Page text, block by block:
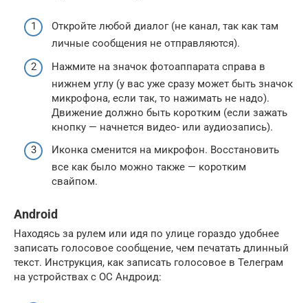
Откройте любой диалог (не канал, так как там
личные сообщения не отправляются).
Нажмите на значок фотоаппарата справа в
нижнем углу (у вас уже сразу может быть значок
микрофона, если так, то нажимать не надо).
Движение должно быть коротким (если зажать
кнопку — начнется видео- или аудиозапись).
Иконка сменится на микрофон. Восстановить
все как было можно также — коротким
свайпом.
Android
Находясь за рулем или идя по улице гораздо удобнее
записать голосовое сообщение, чем печатать длинный
текст. Инструкция, как записать голосовое в Телеграм
на устройствах с ОС Андроид: